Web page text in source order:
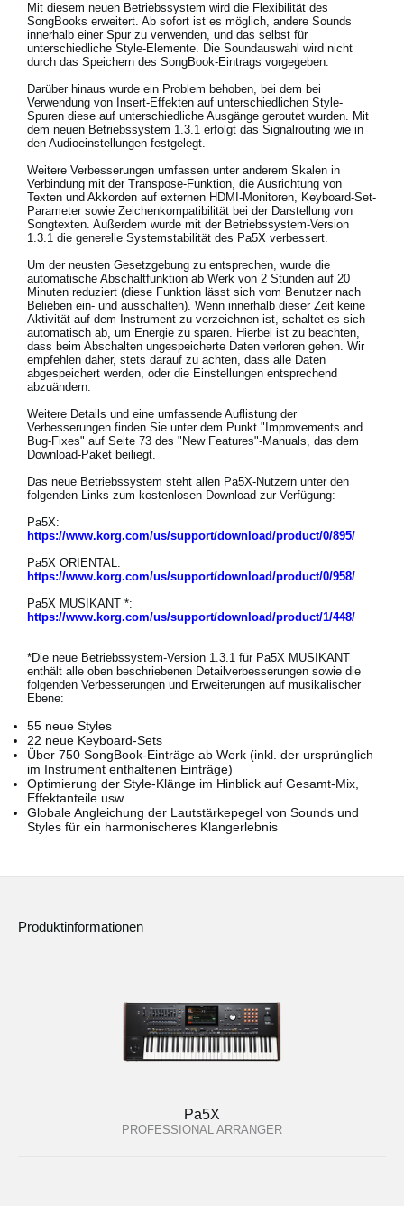
Social Media
Über KORG
Mit diesem neuen Betriebssystem wird die Flexibilität des
SongBooks erweitert. Ab sofort ist es möglich, andere Sounds
innerhalb einer Spur zu verwenden, und das selbst für
unterschiedliche Style-Elemente. Die Soundauswahl wird nicht
durch das Speichern des SongBook-Eintrags vorgegeben.
Darüber hinaus wurde ein Problem behoben, bei dem bei
Verwendung von Insert-Effekten auf unterschiedlichen Style-
Spuren diese auf unterschiedliche Ausgänge geroutet wurden. Mit
dem neuen Betriebssystem 1.3.1 erfolgt das Signalrouting wie in
den Audioeinstellungen festgelegt.
Weitere Verbesserungen umfassen unter anderem Skalen in
Verbindung mit der Transpose-Funktion, die Ausrichtung von
Texten und Akkorden auf externen HDMI-Monitoren, Keyboard-Set-
Parameter sowie Zeichenkompatibilität bei der Darstellung von
Songtexten. Außerdem wurde mit der Betriebssystem-Version
1.3.1 die generelle Systemstabilität des Pa5X verbessert.
Um der neusten Gesetzgebung zu entsprechen, wurde die
automatische Abschaltfunktion ab Werk von 2 Stunden auf 20
Minuten reduziert (diese Funktion lässt sich vom Benutzer nach
Belieben ein- und ausschalten). Wenn innerhalb dieser Zeit keine
Aktivität auf dem Instrument zu verzeichnen ist, schaltet es sich
automatisch ab, um Energie zu sparen. Hierbei ist zu beachten,
dass beim Abschalten ungespeicherte Daten verloren gehen. Wir
empfehlen daher, stets darauf zu achten, dass alle Daten
abgespeichert werden, oder die Einstellungen entsprechend
abzuändern.
Weitere Details und eine umfassende Auflistung der
Verbesserungen finden Sie unter dem Punkt "Improvements and
Bug-Fixes" auf Seite 73 des "New Features"-Manuals, das dem
Download-Paket beiliegt.
Das neue Betriebssystem steht allen Pa5X-Nutzern unter den
folgenden Links zum kostenlosen Download zur Verfügung:
Pa5X:
https://www.korg.com/us/support/download/product/0/895/
Pa5X ORIENTAL:
https://www.korg.com/us/support/download/product/0/958/
Pa5X MUSIKANT *:
https://www.korg.com/us/support/download/product/1/448/
*Die neue Betriebssystem-Version 1.3.1 für Pa5X MUSIKANT
enthält alle oben beschriebenen Detailverbesserungen sowie die
folgenden Verbesserungen und Erweiterungen auf musikalischer
Ebene:
55 neue Styles
22 neue Keyboard-Sets
Über 750 SongBook-Einträge ab Werk (inkl. der ursprünglich
im Instrument enthaltenen Einträge)
Optimierung der Style-Klänge im Hinblick auf Gesamt-Mix,
Effektanteile usw.
Globale Angleichung der Lautstärkepegel von Sounds und
Styles für ein harmonischeres Klangerlebnis
Produktinformationen
Pa5X
PROFESSIONAL ARRANGER